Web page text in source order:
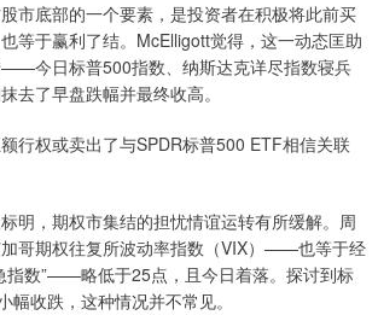
市底部的一个要素，是投资者在积极将此前买
等于赢利了结。McElligott觉得，这一动态匡助
今日标普500指数、纳斯达克详尽指数寝兵
去了早盘跌幅并最终收高。
行权或卖出了与SPDR标普500 ETF相信关联
明，期权市集结的担忧情谊运转有所缓解。周
哥期权往复所波动率指数（VIX）——也等于经
指数”——略低于25点，且今日着落。探讨到标
幅收跌，这种情况并不常见。